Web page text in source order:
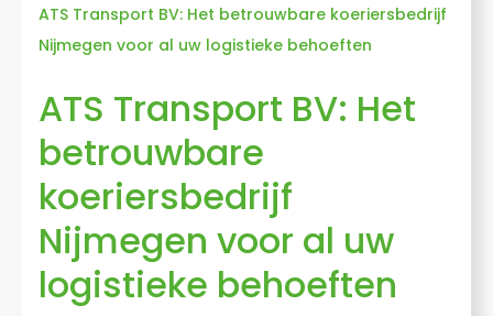
ATS Transport BV: Het betrouwbare koeriersbedrijf
Nijmegen voor al uw logistieke behoeften
ATS Transport BV: Het
betrouwbare
koeriersbedrijf
Nijmegen voor al uw
logistieke behoeften